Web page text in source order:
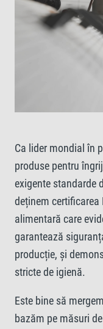
Ca lider mondial în
produse pentru
exigente standarde
deținem certificarea
alimentară care
garantează
producție, și
stricte de igienă.
Este bine să
bazăm pe măsuri